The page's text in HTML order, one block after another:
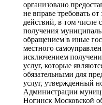
организовано
не вправе требовать
действий, в том числе
получения
обращением в иные
местного
исключением
услуг, которые
обязательными для
услуг, утвержденный
Администрации
Ногинск Московской